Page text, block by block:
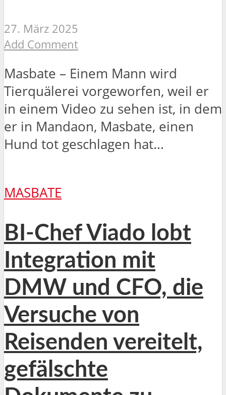
27. März 2025
Add Comment
Masbate – Einem Mann wird
Tierquälerei vorgeworfen, weil er
in einem Video zu sehen ist, in dem
er in Mandaon, Masbate, einen
Hund tot geschlagen hat...
MASBATE
BI-Chef Viado lobt
Integration mit
DMW und CFO, die
Versuche von
Reisenden vereitelt,
gefälschte